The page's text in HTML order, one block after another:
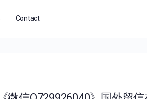
Contact